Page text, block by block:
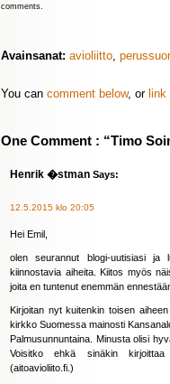
comments.
Avainsanat: avioliitto
You can comment below, or link
One Comment : “Timo
Henrik �stman Says:
12.5.2015 klo 20:05
Hei Emil,
olen seurannut blogi-uutisiasi
kiinnostavia aiheita. Kiitos myös
joita en tuntenut enemmän
Kirjoitan nyt kuitenkin toisen
kirkko Suomessa mainosti
Palmusunnuntaina. Minusta olisi
Voisitko ehkä sinäkin kirjoittaa
(aitoavioliito.fi.)